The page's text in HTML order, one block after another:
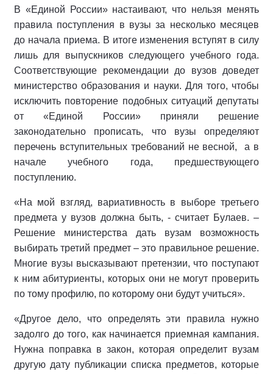
В «Единой России» настаивают, что нельзя менять
правила поступления в вузы за несколько месяцев
до начала приема. В итоге изменения вступят в силу
лишь для выпускников следующего учебного года.
Соответствующие рекомендации до вузов доведет
министерство образования и науки. Для того, чтобы
исключить повторение подобных ситуаций депутаты
от «Единой России» приняли решение
законодательно прописать, что вузы определяют
перечень вступительных требований не весной, а в
начале учебного года, предшествующего
поступлению.
«На мой взгляд, вариативность в выборе третьего
предмета у вузов должна быть, - считает Булаев. –
Решение министерства дать вузам возможность
выбирать третий предмет – это правильное решение.
Многие вузы высказывают претензии, что поступают
к ним абитуриенты, которых они не могут проверить
по тому профилю, по которому они будут учиться».
«Другое дело, что определять эти правила нужно
задолго до того, как начинается приемная кампания.
Нужна поправка в закон, которая определит вузам
другую дату публикации списка предметов, которые